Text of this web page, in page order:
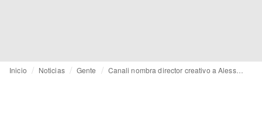
Inicio Noticias Gente Canali nombra director creativo a Alessio Lillocci